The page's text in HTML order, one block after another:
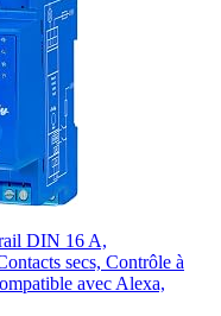
DIN 16 A,
secs, Contrôle à
avec Alexa,